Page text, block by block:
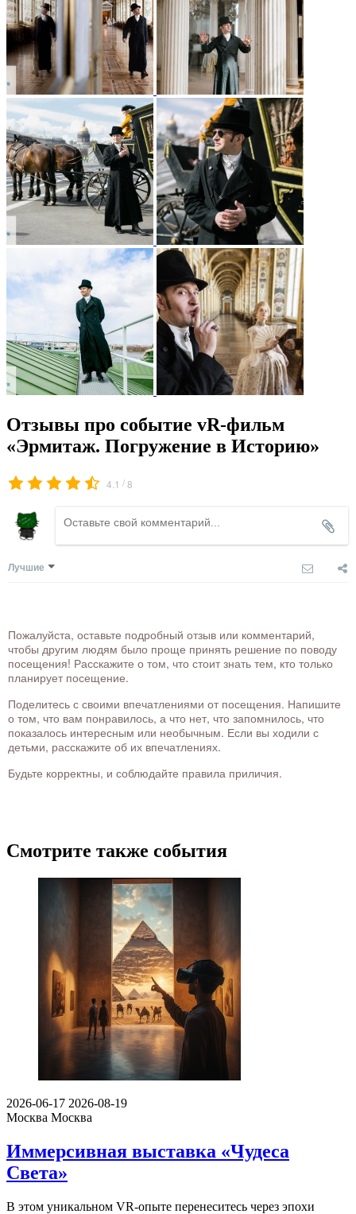
Отзывы про событие vR-фильм
«Эрмитаж. Погружение в Историю»
4.1 /8
Лучшие
Пожалуйста, оставьте подробный отзыв или комментарий,
чтобы другим людям было проще принять решение по поводу
посещения! Расскажите о том, что стоит знать тем, кто только
планирует посещение.
Поделитесь с своими впечатлениями от посещения. Напишите
о том, что вам понравилось, а что нет, что запомнилось, что
показалось интересным или необычным. Если вы ходили с
детьми, расскажите об их впечатлениях.
Будьте корректны, и соблюдайте правила приличия.
Смотрите также события
2026-06-17 2026-08-19
Москва Москва
Иммерсивная выставка «Чудеса
Света»
В этом уникальном VR-опыте перенеситесь через эпохи